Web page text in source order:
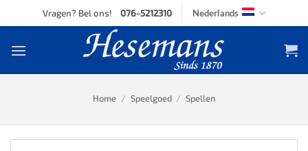
to
Vragen? Bel ons! 076-5212310 Nederlands
Home / Speelgoed / Spellen